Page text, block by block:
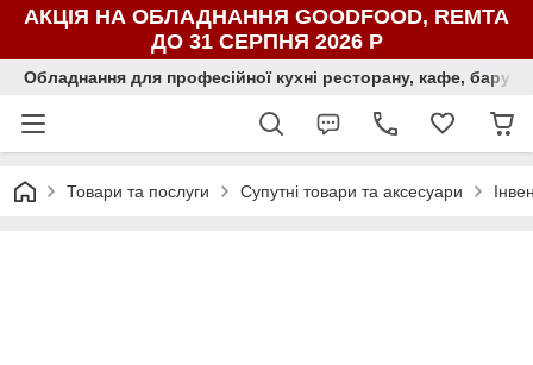
АКЦІЯ НА ОБЛАДНАННЯ GOODFOOD, REMTA
ДО 31 СЕРПНЯ 2026 Р
Обладнання для професійної кухні ресторану, кафе, бару,
Товари та послуги Супутні товари та аксесуари